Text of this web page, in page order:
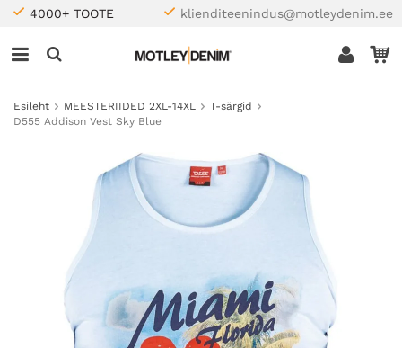
4000+ TOOTE klienditeenindus@motleydenim.ee
Esileht MEESTERIIDED 2XL-14XL
T-särgid
D555 Addison Vest Sky Blue